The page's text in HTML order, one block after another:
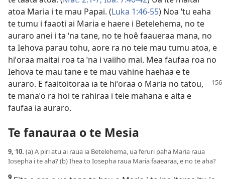
atoa Maria i te mau Papai. (Luka 1:46-55) Noa ˈtu eaha
te tumu i faaoti ai Maria e haere i Betelehema, no te
auraro anei i ta ˈna tane, no te hoê faaueraa mana, no
ta Iehova parau tohu, aore ra no teie mau tumu atoa, e
hiˈoraa maitai roa ta ˈna i vaiiho mai. Mea faufaa roa no
Iehova te mau tane e te mau vahine haehaa e te
auraro. E faaitoitoraa ïa te hiˈoraa o Maria no tatou,
te manaˈo ra hoi te rahiraa i teie mahana e aita e
faufaa ia auraro.
Te fanauraa o te Mesia
9, 10. (a) A piri atu ai raua ia Betelehema, ua feruri paha Maria raua
Iosepha i te aha? (b) Ihea to Iosepha raua Maria faaearaa, e no te aha?
9